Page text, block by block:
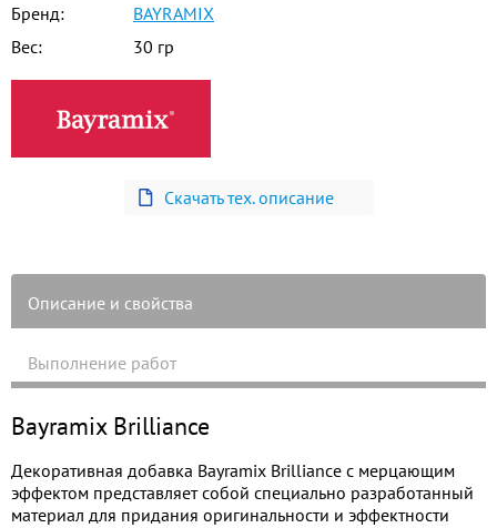
Скачать тех. описание
Бренд:
BAYRAMIX
Вес:
30 гр
Описание и свойства
Выполнение работ
Bayramix Brilliance
Декоративная добавка Bayramix Brilliance с мерцающим
эффектом представляет собой специально разработанный
материал для придания оригинальности и эффектности